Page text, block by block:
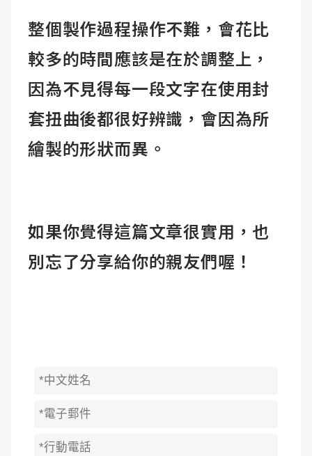
整個製作過程操作不難，會花比
較多的時間應該是在於調整上，
因為不見得每一段文字在使用封
套扭曲後都很好辨識，會因為所
繪製的形狀而異。
如果你覺得這篇文章很實用，也
別忘了分享給你的親友們喔！